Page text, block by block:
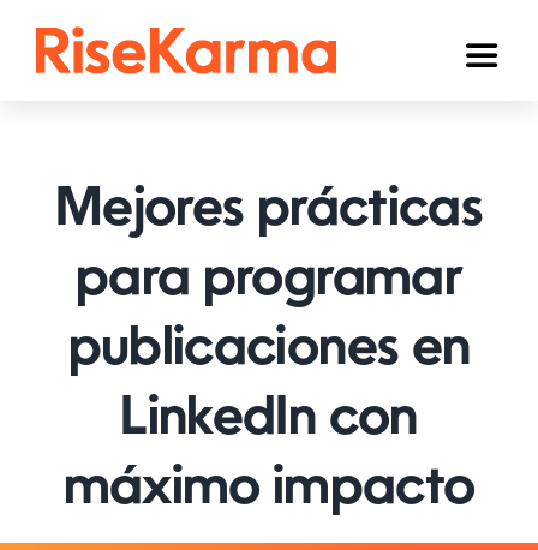
Toggle
TikTok
YouTube
Facebook
Twitter (𝕏)
Carrito
Mejores prácticas
para programar
publicaciones en
LinkedIn con
máximo impacto